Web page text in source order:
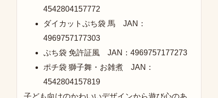
4542804157772
ダイカットぷち袋 馬 JAN：
4969757177303
ぷち袋 免許証風 JAN：4969757177273
ポチ袋 獅子舞・お雑煮 JAN：
4542804157819